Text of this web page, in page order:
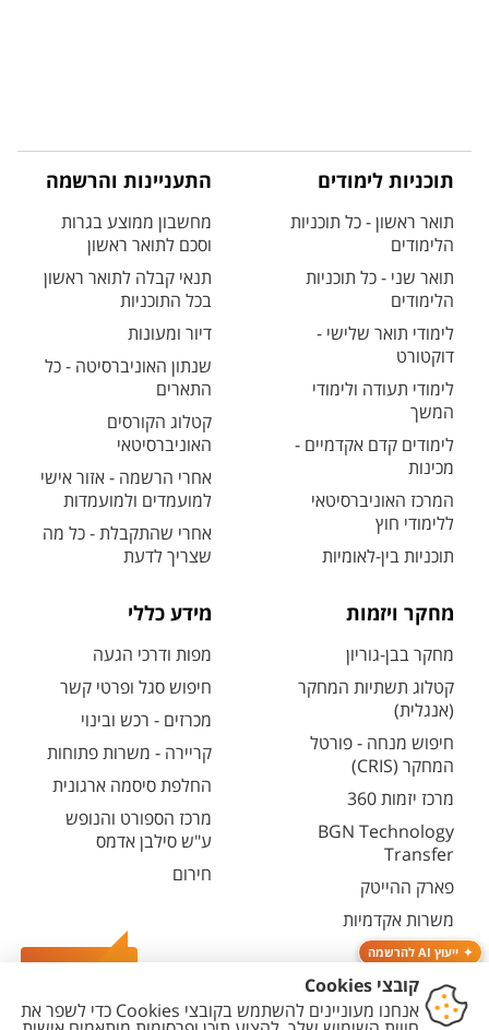
ייעוץ AI להרשמה
תוכניות לימודים
תואר ראשון - כל תוכניות
הלימודים
תואר שני - כל תוכניות
הלימודים
לימודי תואר שלישי -
דוקטורט
לימודי תעודה ולימודי
המשך
לימודים קדם אקדמיים -
מכינות
המרכז האוניברסיטאי
ללימודי חוץ
תוכניות בין-לאומיות
התעניינות והרשמה
מחשבון ממוצע בגרות
וסכם לתואר ראשון
תנאי קבלה לתואר ראשון
בכל התוכניות
דיור ומעונות
שנתון האוניברסיטה - כל
התארים
קטלוג הקורסים
האוניברסיטאי
אחרי הרשמה - אזור אישי
למועמדים ולמועמדות
אחרי שהתקבלת - כל מה
שצריך לדעת
מחקר ויזמות
מחקר בבן-גוריון
קטלוג תשתיות המחקר
(אנגלית)
חיפוש מנחה - פורטל
המחקר (CRIS)
מרכז יזמות 360
BGN Technology
Transfer
פארק ההייטק
משרות אקדמיות
מידע כללי
מפות ודרכי הגעה
חיפוש סגל ופרטי קשר
מכרזים - רכש ובינוי
קריירה - משרות פתוחות
החלפת סיסמה ארגונית
מרכז הספורט והנופש
ע"ש סילבן אדמס
חירום